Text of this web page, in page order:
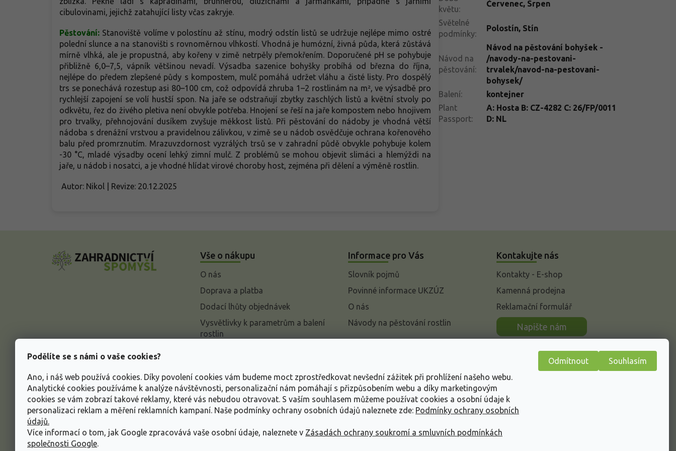
Podělíte se s námi o vaše cookies?
Ano, i náš web používá cookies. Díky povolení cookies vám budeme moct zprostředkovat nevšední zážitek při prohlížení našeho webu.
Analytické cookies používáme k analýze návštěvnosti, personalizační nám pomáhají s přizpůsobením webu a díky marketingovým
cookies se vám zobrazí takové reklamy, které vás nebudou otravovat. S vaším souhlasem můžeme používat cookies a osobní údaje k
personalizaci reklam a měření reklamních kampaní. Naše podmínky ochrany osobních údajů naleznete zde: Podmínky ochrany osobních
údajů.
Více informací o tom, jak Google zpracovává vaše osobní údaje, naleznete v Zásadách ochrany soukromí a smluvních podmínkách
společnosti Google.
Odmítnout Souhlasím
cibulovinami, jejichž zatahující listy včas zakryje.
Pěstování: Stanoviště volíme v polostínu až stínu, modrý odstín listů se udržuje nejlépe mimo ostré
polední slunce a na stanovišti s rovnoměrnou vlhkostí. Vhodná je humózní, živná půda, která zůstává
mírně vlhká, ale je propustná, aby kořeny v zimě netrpěly přemokřením. Doporučené pH se pohybuje
přibližně 6,0–7,5, vápník většinou nevadí. Výsadba sazenice bohyšky probíhá od března do října,
nejlépe do předem zlepšené půdy s kompostem, mulč pomáhá udržet vláhu a čisté listy. Pro dospělý
trs se ponechává rozestup asi 80–100 cm, což odpovídá zhruba 1–2 rostlinám na m², ve výsadbě pro
rychlejší zapojení se volí hustší spon. Na jaře se odstraňují zbytky zaschlých listů a květní stvoly po
odkvětu, řez do živého pletiva není obvykle potřeba. Hnojení se řeší na jaře kompostem nebo hnojivem
pro trvalky, přehnojování dusíkem zvyšuje měkkost listů. Při pěstování do nádoby je vhodná větší
nádoba s drenážní vrstvou a pravidelnou zálivkou, v zimě se u nádob osvědčuje ochrana kořenového
balu před promrznutím. Mrazuvzdornost vyzrálých trsů se v zahradní půdě obvykle pohybuje kolem
-30 °C, mladé výsadby ocení lehký zimní mulč. Z problémů se mohou objevit slimáci a hlemýždi na
jaře, u nádob i nosatci, a je vhodné hlídat virové choroby host, zejména při dělení a výměně rostlin.
Autor: Nikol | Revize: 20.12.2025
květu:
Červenec, Srpen
Světelné
podmínky:
Polostín, Stín
Návod na
pěstování:
Návod na pěstování bohyšek -
/navody-na-pestovani-
trvalek/navod-na-pestovani-
bohysek/
Balení:
kontejner
Plant
Passport:
A: Hosta B: CZ-4282 C: 26/FP/0011
D: NL
Vše o nákupu
O nás
Doprava a platba
Dodací lhůty objednávek
Vysvětlivky k parametrům a balení
rostlin
Informace o ochraně osobních
údajů
Obchodní podmínky
Informace pro Vás
Slovník pojmů
Povinné informace UKZÚZ
O nás
Návody na pěstování rostlin
Kontakujte nás
Kontakty - E-shop
Kamenná prodejna
Reklamační formulář
Napište nám